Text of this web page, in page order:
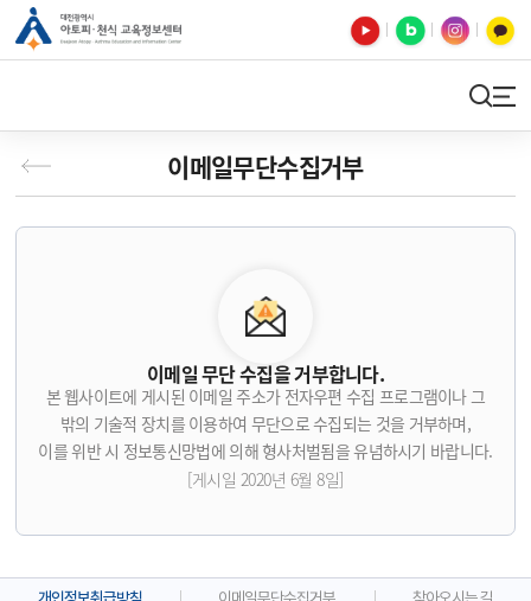
이메일무단수집거부
이메일 무단 수집을 거부합니다.
본 웹사이트에 게시된 이메일 주소가 전자우편 수집 프로그램이나 그
밖의 기술적 장치를 이용하여 무단으로 수집되는 것을 거부하며,
이를 위반 시 정보통신망법에 의해 형사처벌됨을 유념하시기 바랍니다.
[게시일 2020년 6월 8일]